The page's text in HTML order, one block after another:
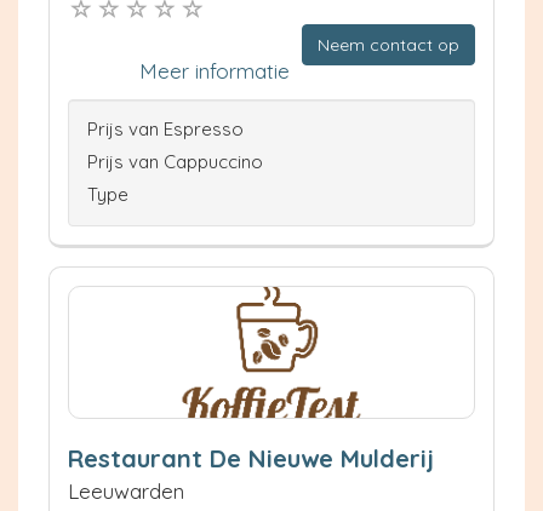
Neem contact op
Meer informatie
Prijs van Espresso
Prijs van Cappuccino
Type
Restaurant De Nieuwe Mulderij
Leeuwarden